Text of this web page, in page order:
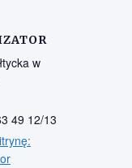
w
49 12/13